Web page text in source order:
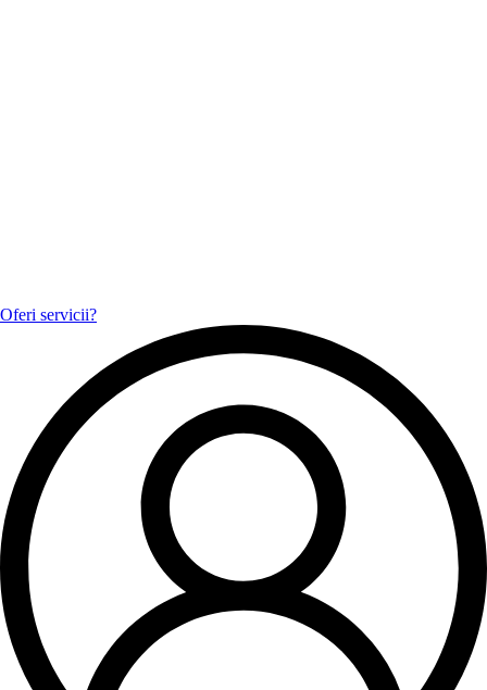
Oferi servicii?